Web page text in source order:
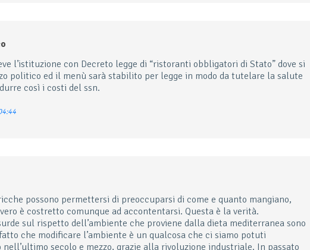
l’istituzione con Decreto legge di “ristoranti obbligatori di Stato” dove si
politico ed il menù sarà stabilito per legge in modo da tutelare la salute
così i costi del ssn.
possono permettersi di preoccuparsi di come e quanto mangiano,
è costretto comunque ad accontentarsi. Questa è la verità.
sul rispetto dell’ambiente che proviene dalla dieta mediterranea sono
che modificare l’ambiente è un qualcosa che ci siamo potuti
secolo e mezzo, grazie alla rivoluzione industriale. In passato